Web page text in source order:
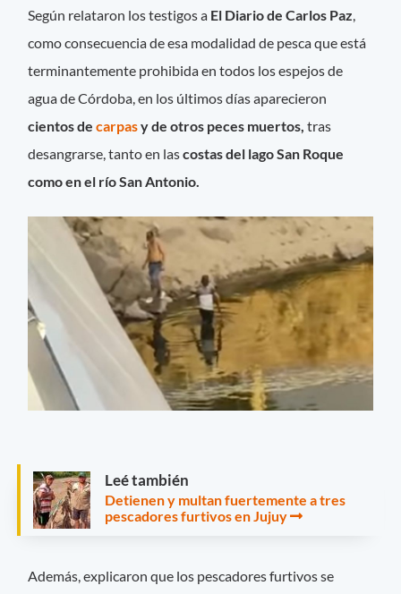
Según relataron los testigos a El Diario de Carlos Paz,
como consecuencia de esa modalidad de pesca que está
terminantemente prohibida en todos los espejos de
agua de Córdoba, en los últimos días aparecieron
cientos decarpasy de otros peces muertos, tras
desangrarse, tanto en lascostas del lago San Roque
como en el río San Antonio.
Leé también
Detienen y multan fuertemente a tres
pescadores furtivos en Jujuy
Además, explicaron que los pescadores furtivos se